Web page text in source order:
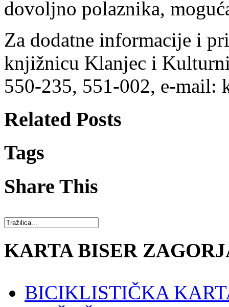
dovoljno polaznika,
Za dodatne informacije i
knjižnicu Klanjec i
550-235, 551-002, e-mail:
Related Posts
Tags
Share This
KARTA BISER
BICIKLISTIČKA